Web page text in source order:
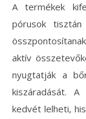
A termékek
pórusok
aktív
nyugtatják a
kiszáradását. A
kedvét lelheti,